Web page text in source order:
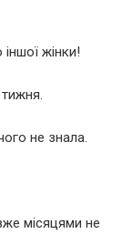
жінки!
не знала.
місяцями не